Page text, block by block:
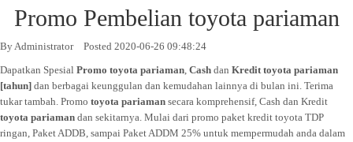
Promo Pembelian toyota pariaman
ByAdministrator
Posted 2020-06-26 09:48:24
Dapatkan Spesial Promo toyota pariaman, Cash dan Kredittoyota pariaman
[tahun] dan berbagai keunggulan dan kemudahan lainnya di bulan ini. Terima
tukar tambah. Promo toyota pariaman secara komprehensif, Cash dan Kredit
toyota pariaman dan sekitarnya. Mulai dari promo paket kredit toyota TDP
ringan, Paket ADDB, sampai Paket ADDM 25% untuk mempermudah anda dalam